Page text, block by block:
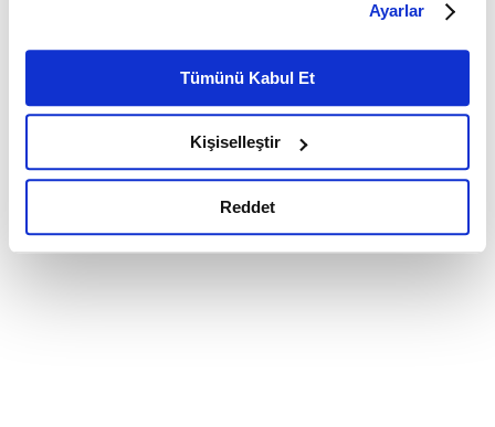
belirleyebilirsiniz. Çerezlere ilişkin detaylı bilgi için
Ayarlar butonuna tıklayabilir,Çerez Bilgilendirme
Metnimizi ziyaret edebilirsiniz.
6698 sayılı Kişisel Verilerin Korunması Kanunu uyarınca
okumak ve sitemizi ziyaretiniz kapsamında
gerçekleştirilen veri işleme faaliyetleri ile ilgili daha
detaylı bilgi almak için lütfentıklayınız.
Ayarlar
Tümünü Kabul Et
Kişiselleştir
Reddet